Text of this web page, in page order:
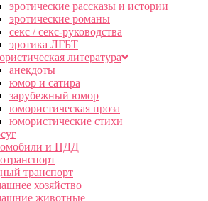
эротические рассказы и истории
эротические романы
секс / секс-руководства
эротика ЛГБТ
литература
анекдоты
юмор и сатира
зарубежный юмор
юмористическая проза
юмористические стихи
и ПДД
транспорт
хозяйство
животные